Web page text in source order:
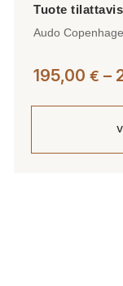
Audo
195,00 € –